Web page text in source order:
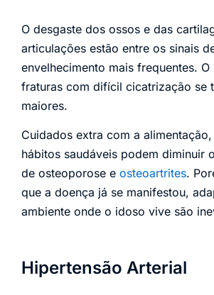
O desgaste dos ossos e das
articulações estão entre os sinais
envelhecimento mais frequentes.
fraturas com difícil cicatrização se
maiores.
Cuidados extra com a
hábitos saudáveis podem diminuir
de osteoporose e osteoartrites.
que a doença já se manifestou,
ambiente onde o idoso vive são
Hipertensão Arterial